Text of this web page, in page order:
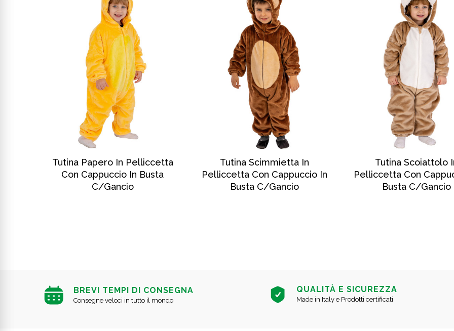
Tutina Papero In Pelliccetta
Con Cappuccio In Busta
C/gancio
Tutina Scimmietta In
Pelliccetta Con Cappuccio In
Busta C/gancio
Tutina Scoiattolo
Pelliccetta Con
Busta C/gancio
BREVI TEMPI DI CONSEGNA
Consegne veloci in tutto il mondo
QUALITÀ E SICUREZZA
Made in Italy e Prodotti certificati